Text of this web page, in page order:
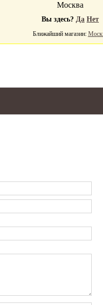
Москва
Вы здесь? Да Нет
Ближайший магазин: